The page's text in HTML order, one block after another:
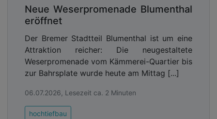
Neue Weserpromenade Blumenthal
eröffnet
Der Bremer Stadtteil Blumenthal ist um eine
Attraktion reicher: Die neugestaltete
Weserpromenade vom Kämmerei-Quartier bis
zur Bahrsplate wurde heute am Mittag [...]
06.07.2026, Lesezeit ca. 2 Minuten
hochtiefbau